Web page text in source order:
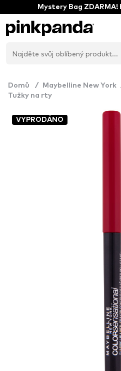
Mystery Bag ZDARMA!
Domů / Maybelline New York
Tužky na rty
VYPRODÁNO